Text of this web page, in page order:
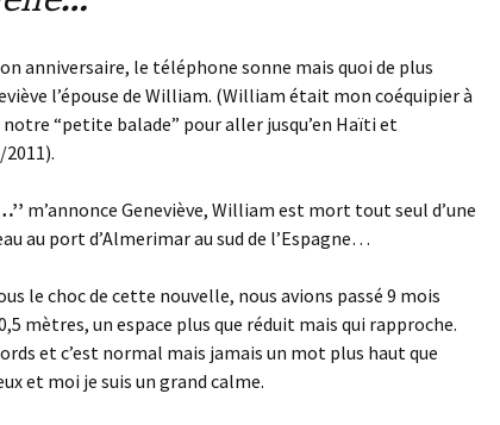
anniversaire, le téléphone sonne mais quoi de plus
l’épouse de William. (William était mon coéquipier à
“petite balade” pour aller jusqu’en Haïti et
m’annonce Geneviève, William est mort tout seul d’une
au port d’Almerimar au sud de l’Espagne…
le choc de cette nouvelle, nous avions passé 9 mois
mètres, un espace plus que réduit mais qui rapproche.
et c’est normal mais jamais un mot plus haut que
et moi je suis un grand calme.